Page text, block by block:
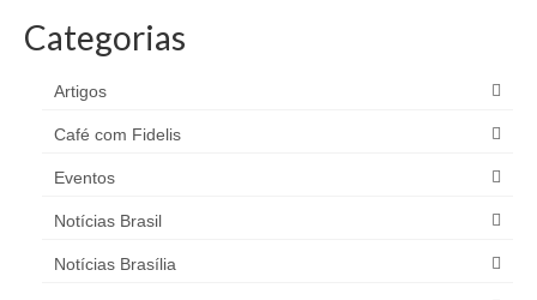
Categorias
Artigos
Café com Fidelis
Eventos
Notícias Brasil
Notícias Brasília